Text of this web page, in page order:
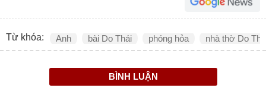
Từ khóa: Anh bài Do Thái phóng hỏa nhà thờ Do
BÌNH LUẬN